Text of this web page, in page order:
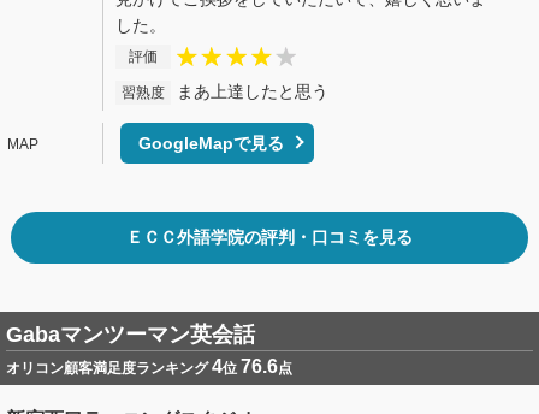
した。
評価
習熟度 まあ上達したと思う
GoogleMapで見る
ＥＣＣ外語学院の評判・口コミを見る
Gabaマンツーマン英会話
オリコン顧客満足度ランキング4位 76.6点